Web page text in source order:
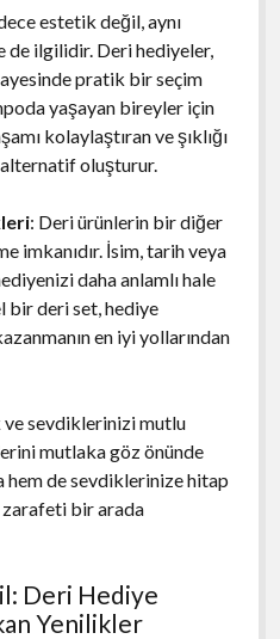
estetik değil, aynı
de ilgilidir. Deri hediyeler,
pratik bir seçim
yaşayan bireyler için
kolaylaştıran ve şıklığı
oluşturur.
: Deri ürünlerin bir diğer
imkanıdır. İsim, tarih veya
daha anlamlı hale
deri set, hediye
en iyi yollarından
ve sevdiklerinizi mutlu
mutlaka göz önünde
hem de sevdiklerinize hitap
zarafeti bir arada
Deri Hediye
Yenilikler